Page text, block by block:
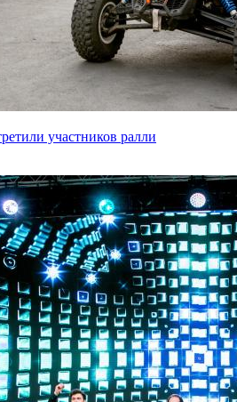
участников ралли